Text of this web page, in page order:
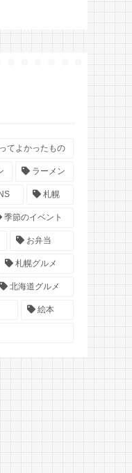
てよかったもの
ラーメン
札幌
季節のイベント
お弁当
札幌グルメ
北海道グルメ
絵本